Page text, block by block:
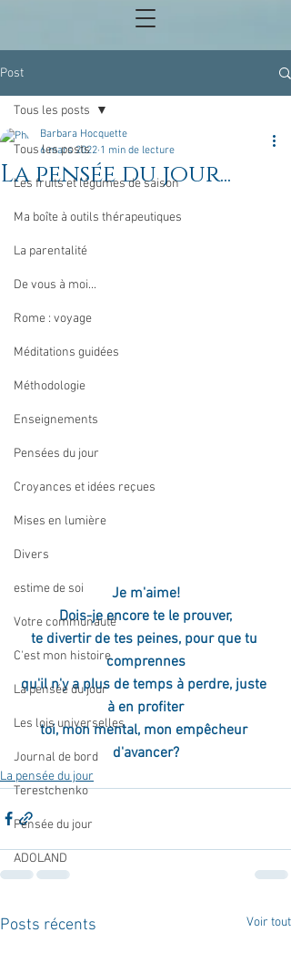
Post
Tous les posts
Les fruits et légumes de saison
Ma boîte à outils thérapeutiques
La parentalité
De vous à moi...
Rome : voyage
Méditations guidées
Méthodologie
Enseignements
Pensées du jour
Croyances et idées reçues
Mises en lumière
Divers
estime de soi
Votre communauté
C'est mon histoire
La pensée du jour
Les lois universelles
Journal de bord
Terestchenko
Pensée du jour
ADOLAND
Tous les posts
La pensée du jour...
Barbara Hocquette
6 mars 2022 1 min de lecture
Je m'aime!
Dois-je encore te le prouver,
te divertir de tes peines, pour que tu
comprennes
qu'il n'y a plus de temps à perdre, juste
à en profiter
toi, mon mental, mon empêcheur
d'avancer?
La pensée du jour
Posts récents Voir tout